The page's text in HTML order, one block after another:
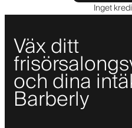
Inget
Väx ditt
och dina
Barberly